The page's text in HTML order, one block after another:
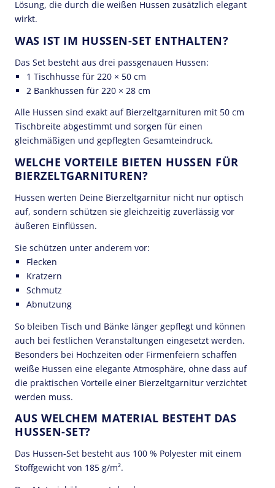
Lösung, die durch die weißen Hussen zusätzlich elegant
wirkt.
WAS IST IM HUSSEN-SET ENTHALTEN?
Das Set besteht aus drei passgenauen Hussen:
1 Tischhusse für 220 × 50 cm
2 Bankhussen für 220 × 28 cm
Alle Hussen sind exakt auf Bierzeltgarnituren mit 50 cm
Tischbreite abgestimmt und sorgen für einen
gleichmäßigen und gepflegten Gesamteindruck.
WELCHE VORTEILE BIETEN HUSSEN FÜR
BIERZELTGARNITUREN?
Hussen werten Deine Bierzeltgarnitur nicht nur optisch
auf, sondern schützen sie gleichzeitig zuverlässig vor
äußeren Einflüssen.
Sie schützen unter anderem vor:
Flecken
Kratzern
Schmutz
Abnutzung
So bleiben Tisch und Bänke länger gepflegt und können
auch bei festlichen Veranstaltungen eingesetzt werden.
Besonders bei Hochzeiten oder Firmenfeiern schaffen
weiße Hussen eine elegante Atmosphäre, ohne dass auf
die praktischen Vorteile einer Bierzeltgarnitur verzichtet
werden muss.
AUS WELCHEM MATERIAL BESTEHT DAS
HUSSEN-SET?
Das Hussen-Set besteht aus 100 % Polyester mit einem
Stoffgewicht von 185 g/m².